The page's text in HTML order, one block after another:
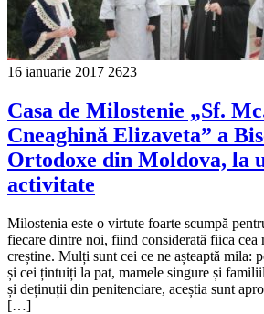
16 ianuarie 2017 2623
Casa de Milostenie „Sf.
Cneaghină Elizaveta” a
Ortodoxe din Moldova, la
activitate
Milostenia este o virtute foarte scumpă
fiecare dintre noi, fiind considerată fiica cea
creștine. Mulți sunt cei ce ne așteaptă mila:
și cei țintuiți la pat, mamele singure și
și deținuții din penitenciare, aceștia sunt
[…]